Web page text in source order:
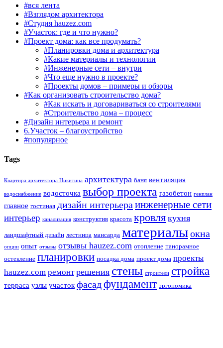
#вся лента
#Взглядом архитектора
#Студия hauzez.com
#Участок: где и что нужно?
#Проект дома: как все продумать?
#Планировки дома и архитектура
#Какие материалы и технологии
#Инженерные сети – внутри
#Что еще нужно в проекте?
#Проекты домов – примеры и обзоры
#Как организовать строительство дома?
#Как искать и договариваться со строителями
#Строительство дома – процесс
#Дизайн интерьера и ремонт
6.Участок – благоустройство
#популярное
Tags
Квартира архитектора Никитина архитектура баня вентиляция
водоснабжение водосточка выбор проекта газобетон генплан
главное гостиная дизайн интерьера инженерные сети
интерьер канализация конструктив красота кровля кухня
ландшафтный дизайн лестница мансарда материалыокна
опции опыт отзывы отзывы hauzez.com отопление панорамное
остекление планировки посадка дома проект дома проекты
hauzez.com ремонт решения стены строители стройка
терраса узлы участок фасадфундамент эргономика